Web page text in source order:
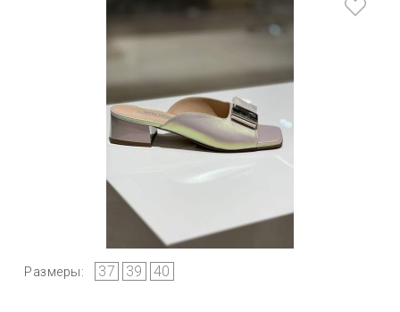
Размеры: 37 39 40